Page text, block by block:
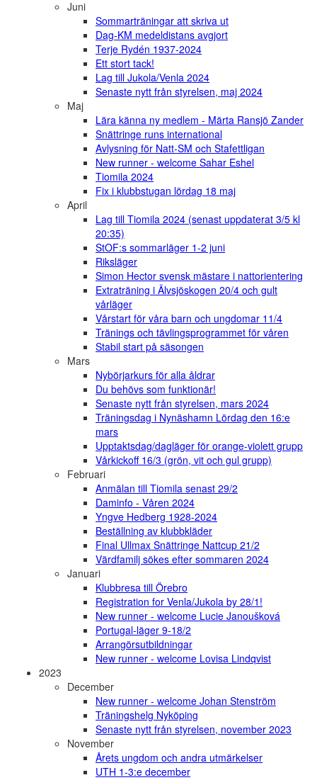
Juni
Sommarträningar att skriva ut
Dag-KM medeldistans avgjort
Terje Rydén 1937-2024
Ett stort tack!
Lag till Jukola/Venla 2024
Senaste nytt från styrelsen, maj 2024
Maj
Lära känna ny medlem - Märta Ransjö Zander
Snättringe runs international
Avlysning för Natt-SM och Stafettligan
New runner - welcome Sahar Eshel
Tiomila 2024
Fix i klubbstugan lördag 18 maj
April
Lag till Tiomila 2024 (senast uppdaterat 3/5 kl
20:35)
StOF:s sommarläger 1-2 juni
Riksläger
Simon Hector svensk mästare i nattorientering
Extraträning i Älvsjöskogen 20/4 och gult
vårläger
Vårstart för våra barn och ungdomar 11/4
Tränings och tävlingsprogrammet för våren
Stabil start på säsongen
Mars
Nybörjarkurs för alla åldrar
Du behövs som funktionär!
Senaste nytt från styrelsen, mars 2024
Träningsdag i Nynäshamn Lördag den 16:e
mars
Upptaktsdag/dagläger för orange-violett grupp
Vårkickoff 16/3 (grön, vit och gul grupp)
Februari
Anmälan till Tiomila senast 29/2
Daminfo - Våren 2024
Yngve Hedberg 1928-2024
Beställning av klubbkläder
Final Ullmax Snättringe Nattcup 21/2
Värdfamilj sökes efter sommaren 2024
Januari
Klubbresa till Örebro
Registration for Venla/Jukola by 28/1!
New runner - welcome Lucie Janoušková
Portugal-läger 9-18/2
Arrangörsutbildningar
New runner - welcome Lovisa Lindqvist
2023
December
New runner - welcome Johan Stenström
Träningshelg Nyköping
Senaste nytt från styrelsen, november 2023
November
Årets ungdom och andra utmärkelser
UTH 1-3:e december